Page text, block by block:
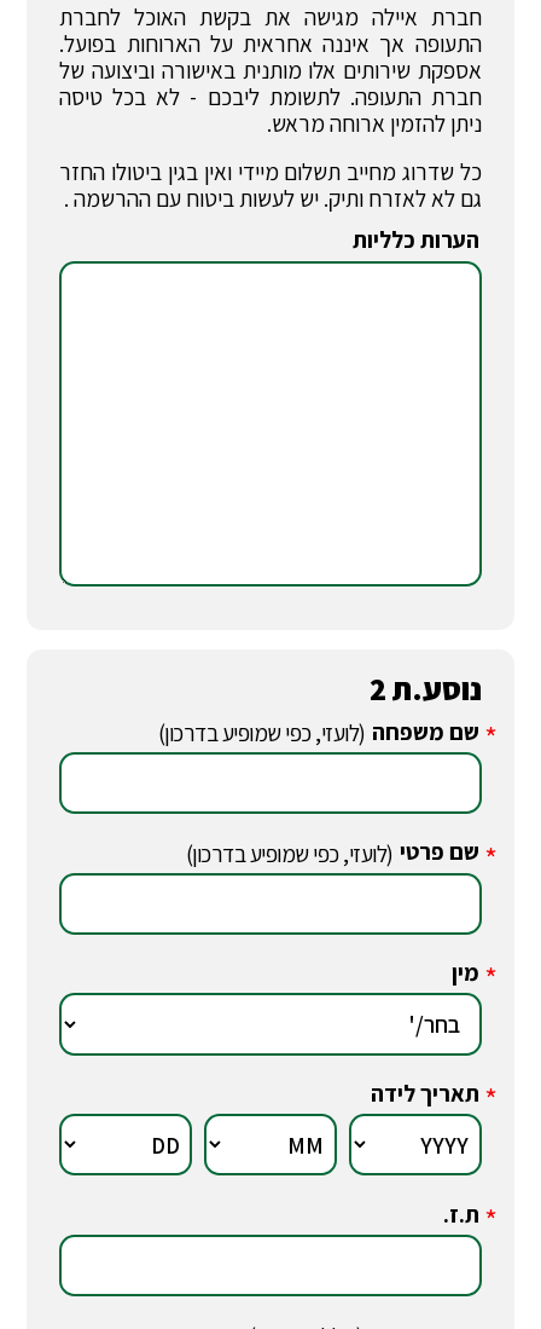
חברת איילה מגישה את בקשת האוכל לחברת
התעופה אך איננה אחראית על הארוחות בפועל.
אספקת שירותים אלו מותנית באישורה וביצועה של
חברת התעופה. לתשומת ליבכם - לא בכל טיסה
ניתן להזמין ארוחה מראש.
כל שדרוג מחייב תשלום מיידי ואין בגין ביטולו החזר
גם לא לאזרח ותיק. יש לעשות ביטוח עם ההרשמה .
הערות כלליות
נוסע.ת 2
* שם משפחה (לועזי, כפי שמופיע בדרכון)
* שם פרטי (לועזי, כפי שמופיע בדרכון)
* מין
* תאריך לידה
* ת.ז.